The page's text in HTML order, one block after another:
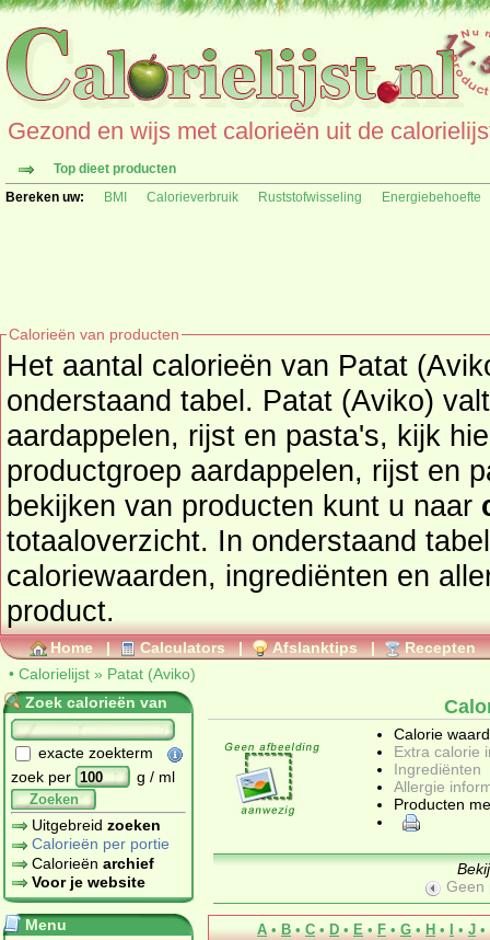
Gezond en wijs met calorieën uit de
Top dieet producten
Bereken uw:
BMI Calorieverbruik Ruststofwisseling Energiebehoefte
Calorieën van producten
Het aantal calorieën van Patat
onderstaand tabel. Patat (Aviko) valt onder
aardappelen, rijst en pasta's, kijk
productgroep aardappelen, rijst en
bekijken van producten kunt u naar
totaaloverzicht. In onderstaand
caloriewaarden, ingrediënten en allergenen informatie van dit
product.
Home | Calculators | Afslanktips | Recepten
• Calorielijst » Patat (Aviko)
Zoek calorieën van
exacte zoekterm
zoek per
g / ml
Zoeken
Uitgebreid zoeken
Calorieën per portie
Calorieën archief
Voor je website
Menu
Calorie
Extra calorie
Ingrediënten
Allergie
Producten
Geen
A • B • C • D • E • F • G • H • I • J •